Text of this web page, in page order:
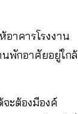
อาคารโรงงาน
นพักอาศัยอยู่ใกล้
ะต้องมีองค์